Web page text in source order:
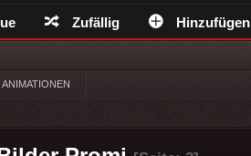
Zufällig Hinzufügen